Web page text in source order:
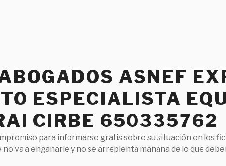
ASNEF
ESPECIALISTA
CIRBE 650335762
para informarse gratis sobre su situación en los
va a engañarle y no se arrepienta mañana de lo que